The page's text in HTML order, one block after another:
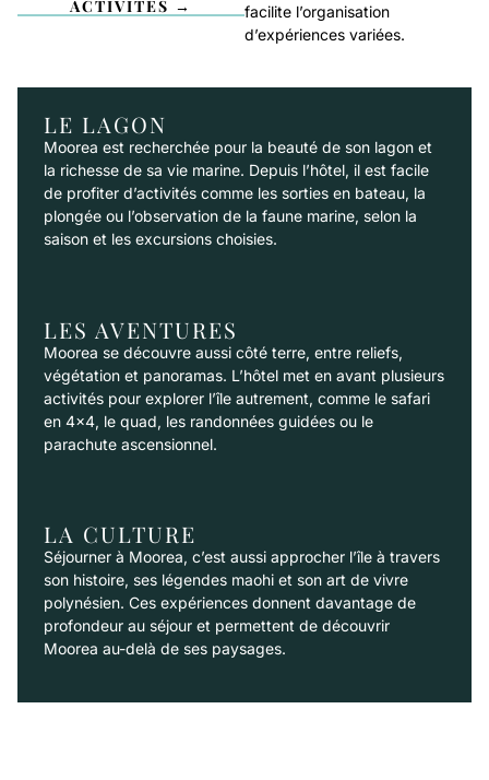
ACTIVITÉS →
facilite l’organisation
d’expériences variées.
LE LAGON
Moorea est recherchée pour la beauté de son lagon et
la richesse de sa vie marine. Depuis l’hôtel, il est facile
de profiter d’activités comme les sorties en bateau, la
plongée ou l’observation de la faune marine, selon la
saison et les excursions choisies.
LES AVENTURES
Moorea se découvre aussi côté terre, entre reliefs,
végétation et panoramas. L’hôtel met en avant plusieurs
activités pour explorer l’île autrement, comme le safari
en 4×4, le quad, les randonnées guidées ou le
parachute ascensionnel.
LA CULTURE
Séjourner à Moorea, c’est aussi approcher l’île à travers
son histoire, ses légendes maohi et son art de vivre
polynésien. Ces expériences donnent davantage de
profondeur au séjour et permettent de découvrir
Moorea au-delà de ses paysages.